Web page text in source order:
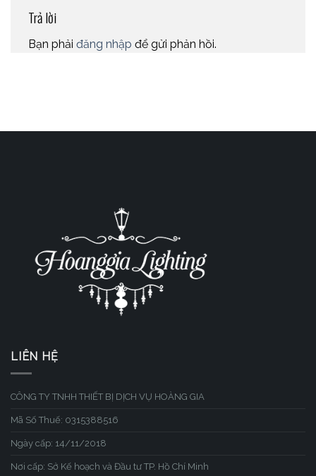
Trả lời
Bạn phải đăng nhập để gửi phản hồi.
LIÊN HỆ
CÔNG TY TNHH THIẾT BỊ DỊCH VỤ HOÀNG GIA
Mã Số Thuế: 0315388516
Ngày cấp: 14/11/2018
Nơi cấp: Sở Kế hoạch và Đầu tư TP. Hồ Chí Minh